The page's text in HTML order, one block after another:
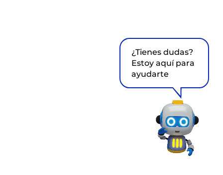
¿Tienes dudas?
Estoy aquí para
ayudarte